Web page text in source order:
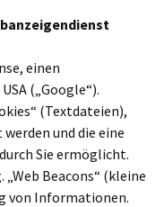
einen
(„Google“).
(Textdateien),
und die eine
Sie ermöglicht.
„Web Beacons“ (kleine
von Informationen.